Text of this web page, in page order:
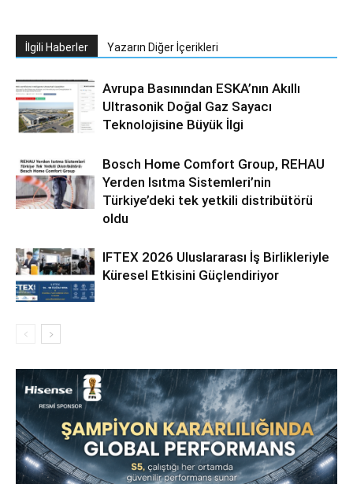
İlgili Haberler Yazarın Diğer İçerikleri
Avrupa Basınından ESKA’nın Akıllı
Ultrasonik Doğal Gaz Sayacı
Teknolojisine Büyük İlgi
Bosch Home Comfort Group, REHAU
Yerden Isıtma Sistemleri’nin
Türkiye’deki tek yetkili distribütörü
oldu
IFTEX 2026 Uluslararası İş Birlikleriyle
Küresel Etkisini Güçlendiriyor